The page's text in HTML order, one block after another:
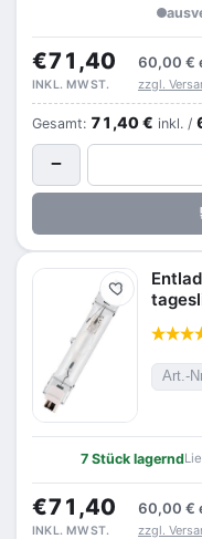
€71,40 60,00 €
INKL. MWST. zzgl.
Gesamt: 71,40 € inkl. /
−
Merken
Art.-
7 Stück lagernd
€71,40 60,00 €
INKL. MWST. zzgl.